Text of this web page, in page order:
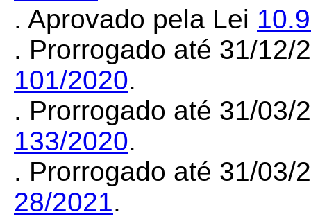
. Aprovado pela Lei
. Prorrogado até 31/12/
101/2020.
. Prorrogado até 31/03/
133/2020.
. Prorrogado até 31/03/
28/2021.